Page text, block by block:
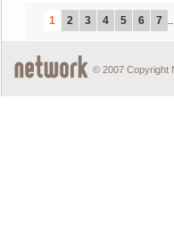
1 2 3 4 5 6 7
© 2007 Copyright